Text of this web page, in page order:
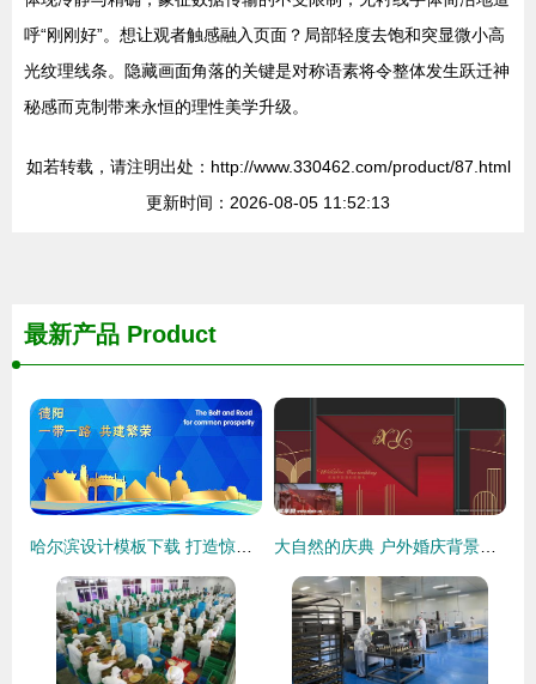
呼“刚刚好”。想让观者触感融入页面？局部轻度去饱和突显微小高
光纹理线条。隐藏画面角落的关键是对称语素将令整体发生跃迁神
秘感而克制带来永恒的理性美学升级。
如若转载，请注明出处：http://www.330462.com/product/87.html
更新时间：2026-08-05 11:52:13
最新产品 Product